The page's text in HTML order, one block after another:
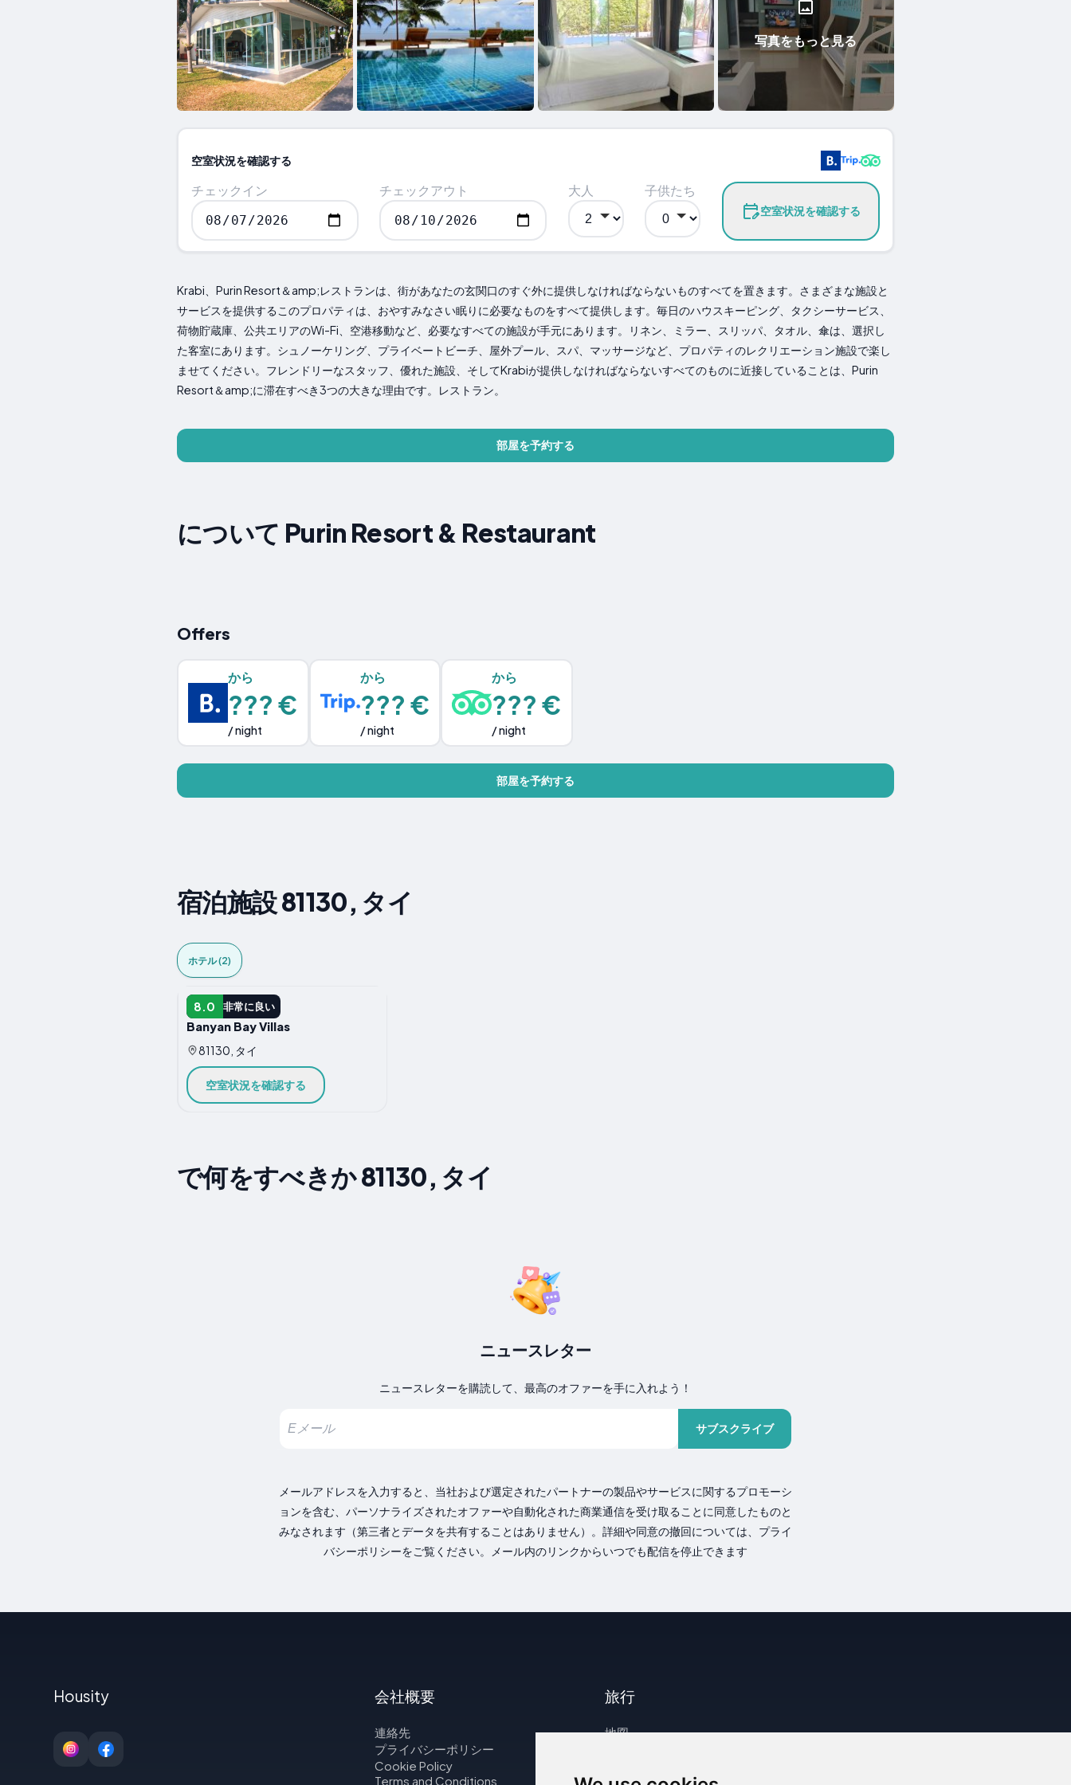
写真をもっと見る
空室状況を確認する
チェックイン チェックアウト 大人 子供たち
空室状況を確認する
Krabi、Purin Resort＆amp;レストランは、街があなたの玄関口のすぐ外に提供しなければならないものすべてを置きます。さまざまな施設と
サービスを提供するこのプロパティは、おやすみなさい眠りに必要なものをすべて提供します。毎日のハウスキーピング、タクシーサービス、
荷物貯蔵庫、公共エリアのWi-Fi、空港移動など、必要なすべての施設が手元にあります。リネン、ミラー、スリッパ、タオル、傘は、選択し
た客室にあります。シュノーケリング、プライベートビーチ、屋外プール、スパ、マッサージなど、プロパティのレクリエーション施設で楽し
ませてください。フレンドリーなスタッフ、優れた施設、そしてKrabiが提供しなければならないすべてのものに近接していることは、Purin
Resort＆amp;に滞在すべき3つの大きな理由です。レストラン。
部屋を予約する
について Purin Resort & Restaurant
Offers
から
??? €
/ night
から
??? €
/ night
から
??? €
/ night
部屋を予約する
宿泊施設 81130, タイ
ホテル (2)
8.0 非常に良い
ホテル
Banyan Bay Villas
81130, タイ
空室状況を確認する
で何をすべきか 81130, タイ
ニュースレター
ニュースレターを購読して、最高のオファーを手に入れよう！
サブスクライブ
メールアドレスを入力すると、当社および選定されたパートナーの製品やサービスに関するプロモーシ
ョンを含む、パーソナライズされたオファーや自動化された商業通信を受け取ることに同意したものと
みなされます（第三者とデータを共有することはありません）。詳細や同意の撤回については、プライ
バシーポリシーをご覧ください。メール内のリンクからいつでも配信を停止できます
Housity 会社概要
連絡先
プライバシーポリシー
Cookie Policy
Terms and Conditions
旅行
地図